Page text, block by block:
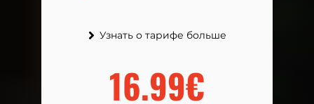
Узнать о тарифе больше
16.99€
Узнать о тарифе больше
16.99€